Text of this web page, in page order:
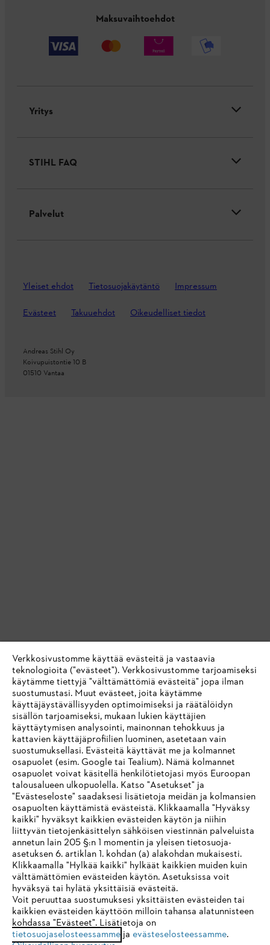
Maksuvaihtoehdot
Yritys
STIHL FAQ
Palvelut
Yleiset ehdot Tietosuojakäytäntö Impressum
Evästeet Takuuehdot Oikeudelliset tiedot
Andreas Stihl Oy
Koivupuistontie 10 B
01510 Vantaa
IHR BROWSER WIRD NICHT
UNTERSTÜTZT
Sie nutzen einen Browser, den wir noch nicht unterstützen. Für
eine optimale Nutzung unserer Seite empfehlen wir Ihnen, zu
einem der folgenden Browser zu wechseln:
Verkkosivustomme käyttää evästeitä ja vastaavia
teknologioita ("evästeet"). Verkkosivustomme tarjoamiseksi
käytämme tiettyjä "välttämättömiä evästeitä" jopa ilman
suostumustasi. Muut evästeet, joita käytämme
käyttäjäystävällisyyden optimoimiseksi ja räätälöidyn
sisällön tarjoamiseksi, mukaan lukien käyttäjien
käyttäytymisen analysointi, mainonnan tehokkuus ja
kattavien käyttäjäprofiilien luominen, asetetaan vain
suostumuksellasi. Evästeitä käyttävät me ja kolmannet
osapuolet (esim. Google tai Tealium). Nämä kolmannet
osapuolet voivat käsitellä henkilötietojasi myös Euroopan
talousalueen ulkopuolella. Katso "Asetukset" ja
"Evästeseloste" saadaksesi lisätietoja meidän ja kolmansien
osapuolten käyttämistä evästeistä. Klikkaamalla "Hyväksy
kaikki" hyväksyt kaikkien evästeiden käytön ja niihin
liittyvän tietojenkäsittelyn sähköisen viestinnän palveluista
annetun lain 205 §:n 1 momentin ja yleisen tietosuoja-
asetuksen 6. artiklan 1. kohdan (a) alakohdan mukaisesti.
Klikkaamalla "Hylkää kaikki" hylkäät kaikkien muiden kuin
välttämättömien evästeiden käytön. Asetuksissa voit
hyväksyä tai hylätä yksittäisiä evästeitä.
Voit peruuttaa suostumuksesi yksittäisten evästeiden tai
kaikkien evästeiden käyttöön milloin tahansa alatunnisteen
kohdassa "Evästeet". Lisätietoja on
tietosuojaselosteessammeja evästeselosteessamme.